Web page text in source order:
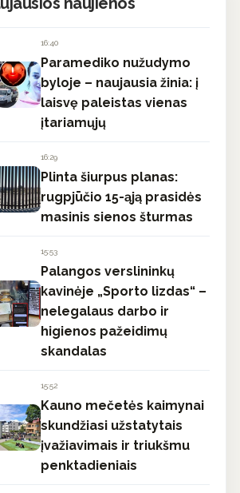
16:40
Paramediko nužudymo
byloje – naujausia žinia: į
laisvę paleistas vienas
įtariamųjų
16:29
Plinta šiurpus planas:
rugpjūčio 15-ąją prasidės
masinis sienos šturmas
15:53
Palangos verslininkų
kavinėje „Sporto lizdas“ –
nelegalaus darbo ir
higienos pažeidimų
skandalas
15:52
Kauno mečetės kaimynai
skundžiasi užstatytais
įvažiavimais ir triukšmu
penktadieniais